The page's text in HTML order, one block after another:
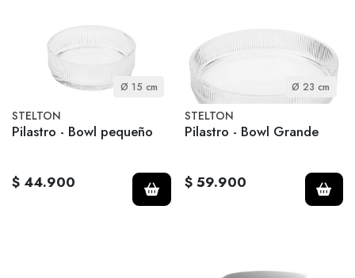
Ø 15 cm
STELTON
Pilastro - Bowl pequeño
$ 44.900
Ø 23 cm
STELTON
Pilastro - Bowl Grande
$ 59.900